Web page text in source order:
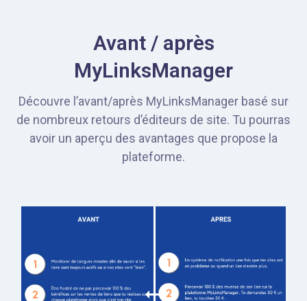
Avant / après
MyLinksManager
Découvre l’avant/après MyLinksManager basé sur
de nombreux retours d’éditeurs de site. Tu pourras
avoir un aperçu des avantages que propose la
plateforme.